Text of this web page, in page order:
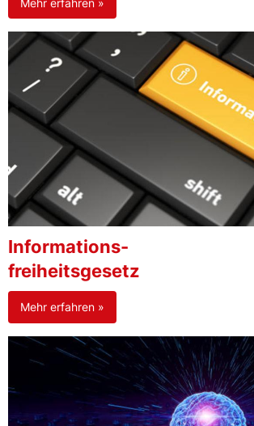
Informations-
freiheitsgesetz
Mehr erfahren »